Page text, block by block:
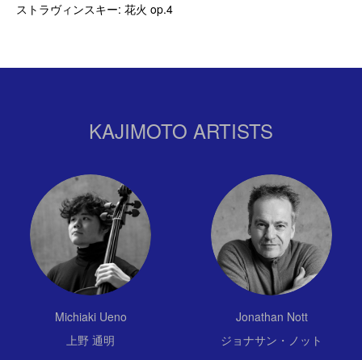
ストラヴィンスキー: 花火 op.4
KAJIMOTO ARTISTS
Michiaki Ueno
上野 通明
Jonathan Nott
ジョナサン・ノット